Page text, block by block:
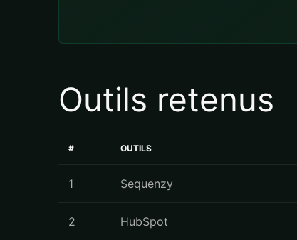
Outils retenus
# OUTILS
1 Sequenzy
2 HubSpot